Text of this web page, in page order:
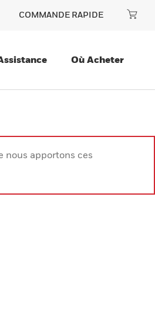
COMMANDE RAPIDE
Où Acheter
nous apportons ces